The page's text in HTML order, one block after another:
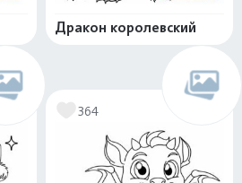
Дракон королевский
364